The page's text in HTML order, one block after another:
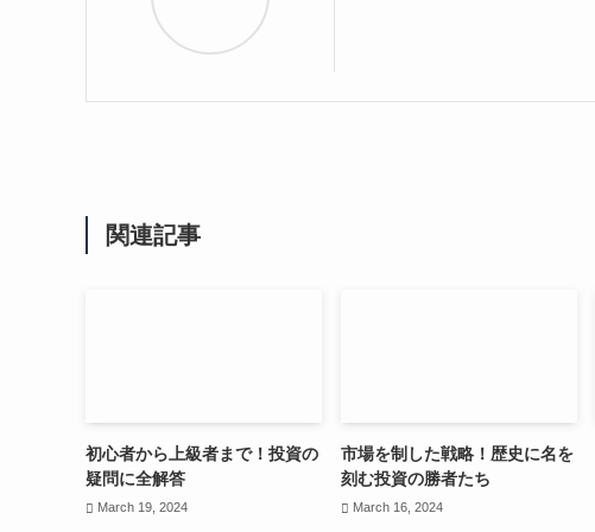
関連記事
初心者から上級者まで！投資の
疑問に全解答
March 19, 2024
市場を制した戦略！歴史に名を
刻む投資の勝者たち
March 16, 2024